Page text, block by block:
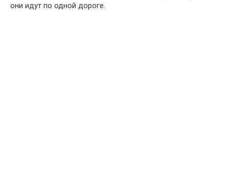
они идут по одной дороге.